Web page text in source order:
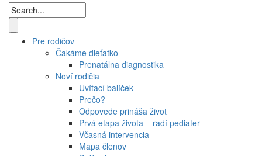
Pre rodičov
Čakáme dieťatko
Prenatálna diagnostika
Noví rodičia
Uvítací balíček
Prečo?
Odpovede prináša život
Prvá etapa života – radí pediater
Včasná intervencia
Mapa členov